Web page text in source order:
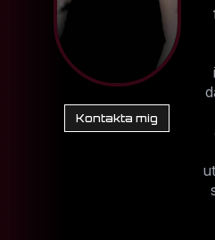
Kontakta mig